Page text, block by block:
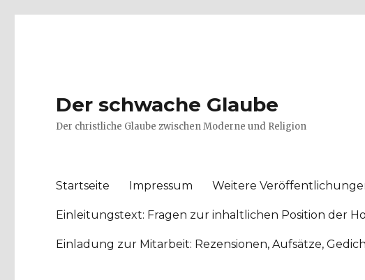
Der schwache Glaube
Der christliche Glaube zwischen Moderne und Religion
Startseite Impressum Weitere
Einleitungstext: Fragen zur inhaltlichen Position der
Einladung zur Mitarbeit: Rezensionen, Aufsätze,